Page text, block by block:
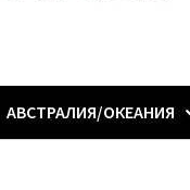
АВСТРАЛИЯ/ОКЕАНИЯ